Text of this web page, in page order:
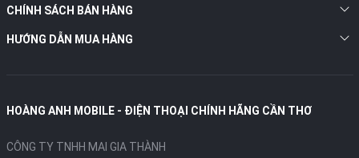
CHÍNH SÁCH BÁN HÀNG
HƯỚNG DẪN MUA HÀNG
HOÀNG ANH MOBILE - ĐIỆN THOẠI CHÍNH HÃNG CẦN THƠ
CÔNG TY TNHH MAI GIA THÀNH